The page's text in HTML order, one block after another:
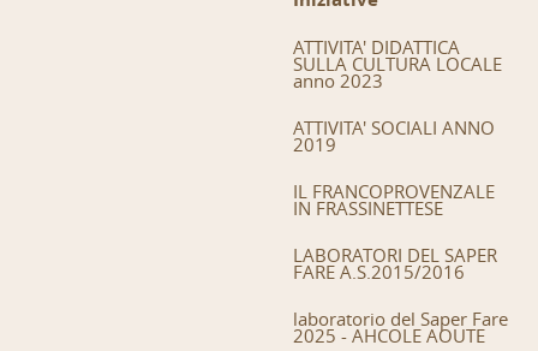
ATTIVITA' DIDATTICA
SULLA CULTURA LOCALE
anno 2023
ATTIVITA' SOCIALI ANNO
2019
IL FRANCOPROVENZALE
IN FRASSINETTESE
LABORATORI DEL SAPER
FARE A.S.2015/2016
laboratorio del Saper Fare
2025 - AHCOLE AOUTE